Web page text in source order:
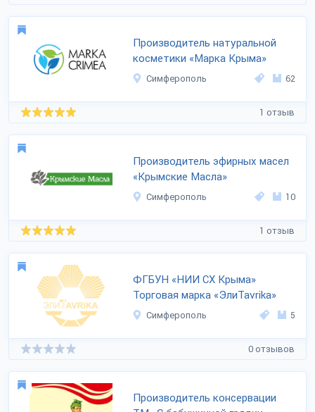
Производитель натуральной
косметики «Марка Крыма»
Симферополь 62
1 отзыв
Производитель эфирных масел
«Крымские Масла»
Симферополь 10
1 отзыв
ФГБУН «НИИ СХ Крыма»
Торговая марка «ЭлиTavrika»
Симферополь 5
0 отзывов
Производитель консервации